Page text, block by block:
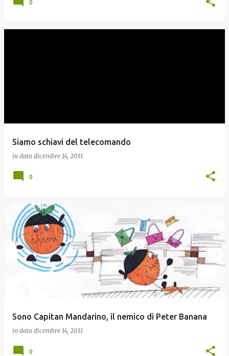
0
Siamo schiavi del telecomando
in data dicembre 14, 2011
0
Sono Capitan Mandarino, il nemico di Peter Banana
in data dicembre 14, 2011
0